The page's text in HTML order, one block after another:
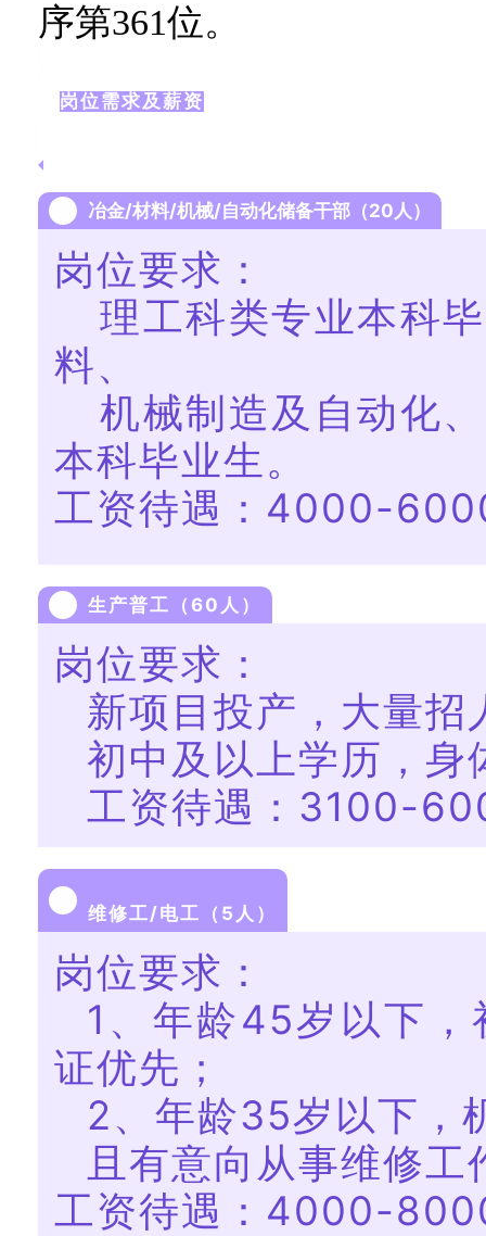
序第361位。
岗位需求及薪资
冶金/材料/机械/自动化储备干部（20人）
岗位要求：
理工科类专业本科
料、
机械制造及自动化
本科毕业生。
工资待遇：4000-
生产普工（60人）
岗位要求：
新项目投产，大量
初中及以上学历，身
工资待遇：3100-
维修工/电工（5人）
岗位要求：
1、年龄45岁以下
证优先；
2、年龄35岁以下，
且有意向从事维修工
工资待遇：4000-